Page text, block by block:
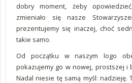
dobry moment, żeby
zmieniało się nasze
prezentujemy się inaczej, choć
takie samo.
Od początku w naszym logo
pokazujemy go w nowej, prostszej i
Nadal niesie tę samą myśl: